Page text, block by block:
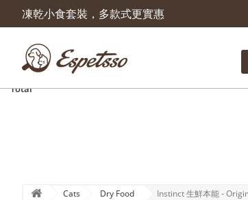
凍乾小食套裝，多款式更實惠
Product successfully
cart
Quantity
Total
Cats Dry Food Instinct 生鮮本能 -